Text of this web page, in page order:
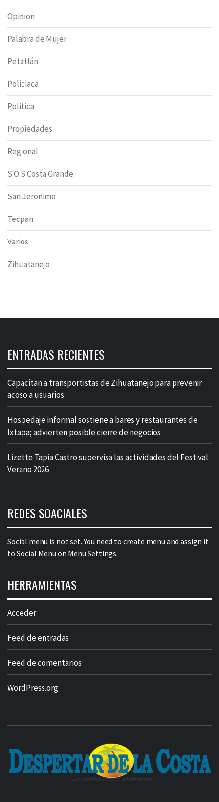
Opinion
Palabra de Mujer
Petatlán
Policiaca
Politica
Propiedades
Regional
S.O.S Costa Grande
San Jeronimo
Tecpan
Varios
Zihuatanejo
ENTRADAS RECIENTES
Capacitan a transportistas de Zihuatanejo para prevenir
acoso a usuarios
Hospedaje informal sostiene a bares y restaurantes de
Ixtapa; advierten posible cierre de negocios
Lizette Tapia Castro supervisa las actividades del Festival
Verano 2026
REDES SOACIALES
Social menu is not set. You need to create menu and assign it
to Social Menu on Menu Settings.
HERRAMIENTAS
Acceder
Feed de entradas
Feed de comentarios
WordPress.org